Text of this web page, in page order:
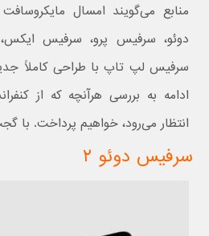
منابع می‌گویند امسال
دوئو، سرفیس پرو، سرفیس
سرفیس لپ تاپ با طراحی کاملاً
انتظار می‌رود، خواهیم پرداخت. با
سرفیس دوئو ۲